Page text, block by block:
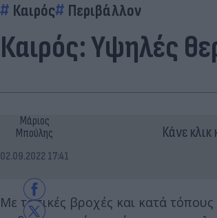
Καιρός Περιβάλλον
Καιρός: Υψηλές
Μάριος
Μπούλης
02.09.2022 17:41
Κάνε
Με τοπικές βροχές και κατά